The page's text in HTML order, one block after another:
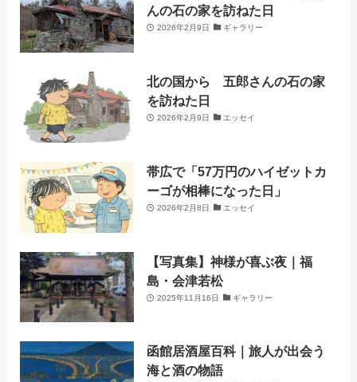
んの石の家を訪ねた日
2026年2月9日 ギャラリー
北の国から 五郎さんの石の家
を訪ねた日
2026年2月9日 エッセイ
帯広で「57万円のハイゼットカ
ーゴが相棒になった日」
2026年2月8日 エッセイ
【写真集】神様が喜ぶ夜｜福
島・会津若松
2025年11月16日 ギャラリー
函館居酒屋百科｜旅人が出会う
海と酒の物語